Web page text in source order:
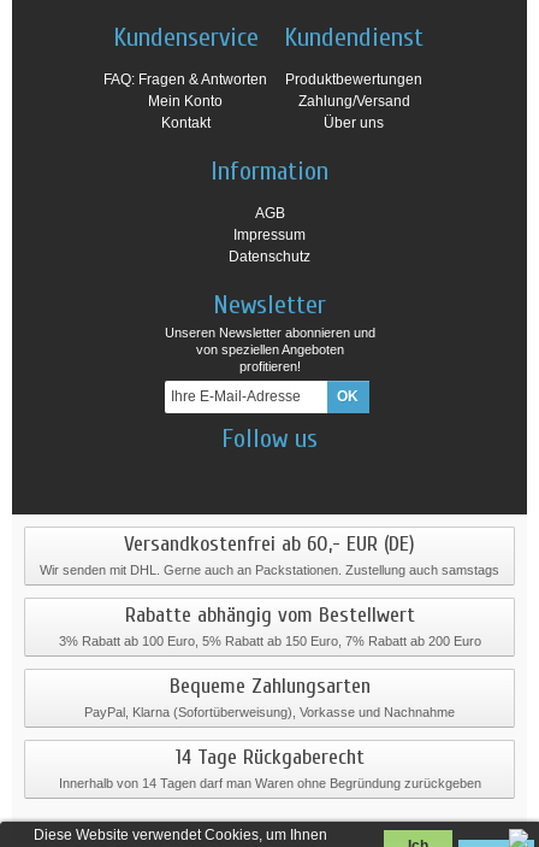
Diese Website verwendet Cookies, um Ihnen
Kundenservice
FAQ: Fragen & Antworten
Mein Konto
Kontakt
Kundendienst
Produktbewertungen
Zahlung/Versand
Über uns
Information
AGB
Impressum
Datenschutz
Newsletter
Unseren Newsletter abonnieren und
von speziellen Angeboten
profitieren!
Follow us
Versandkostenfrei ab 60,- EUR (DE)
Wir senden mit DHL. Gerne auch an Packstationen. Zustellung auch samstags
Rabatte abhängig vom Bestellwert
3% Rabatt ab 100 Euro, 5% Rabatt ab 150 Euro, 7% Rabatt ab 200 Euro
Bequeme Zahlungsarten
PayPal, Klarna (Sofortüberweisung), Vorkasse und Nachnahme
14 Tage Rückgaberecht
Innerhalb von 14 Tagen darf man Waren ohne Begründung zurückgeben